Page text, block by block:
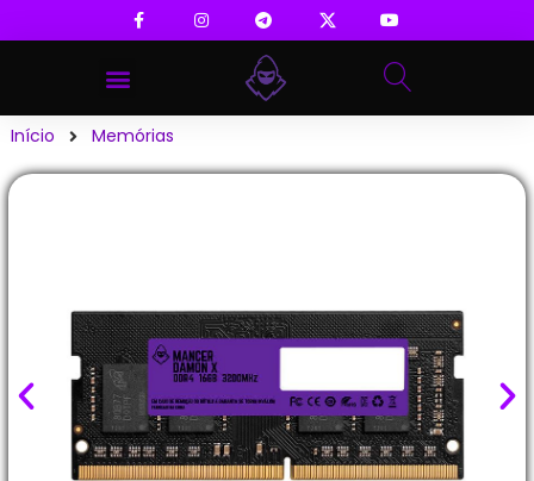
Início Memórias